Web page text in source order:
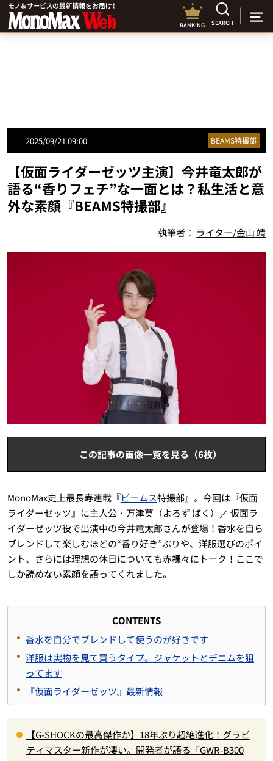
RANKING SEARCH
2025/09/21 09:00 BEAMS特撮部
【仮面ライダーゼッツ主演】今井竜太郎が
語る“香りフェチ”な一面とは？私生活と意
外な素顔『BEAMS特撮部』
執筆者： ライター/金山 靖
この記事の画像一覧を見る（6枚）
MonoMax史上最長寿連載『ビームス特撮部』。今回は『仮面
ライダーゼッツ』に主人公・万津莫（よろず ばく）／ 仮面ラ
イダーゼッツ役で出演中の今井竜太郎さんが登場！香水を自ら
ブレンドして楽しむほどの“香り好き”ぶりや、洋服選びのポイ
ント、さらには理想の休日についても赤裸々にトーク！ここで
しか読めない素顔を語ってくれました。
CONTENTS
香水を自分でブレンドして使うのが好きです
洋服は実物を見て買うタイプ。ジャケットとデニムを狙
ってます
『仮面ライダーゼッツ』最新情報
【G-SHOCKの最高傑作か】18年ぶり超絶進化！グラビ
ティマスター新作が凄い。開発者が語る「GWR-B300